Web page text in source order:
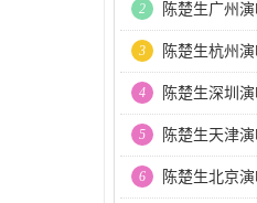
2 陈楚生广州
3 陈楚生杭州
4 陈楚生深圳
5 陈楚生天津
6 陈楚生北京